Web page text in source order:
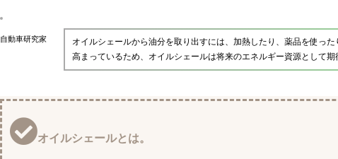
自動車研究家
オイルシェールから油分を取り出すには、加熱したり、薬品を使っ
高まっているため、オイルシェールは将来のエネルギー資源として期
オイルシェールとは。